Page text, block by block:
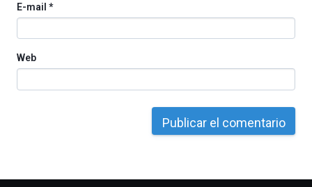
E-mail *
Web